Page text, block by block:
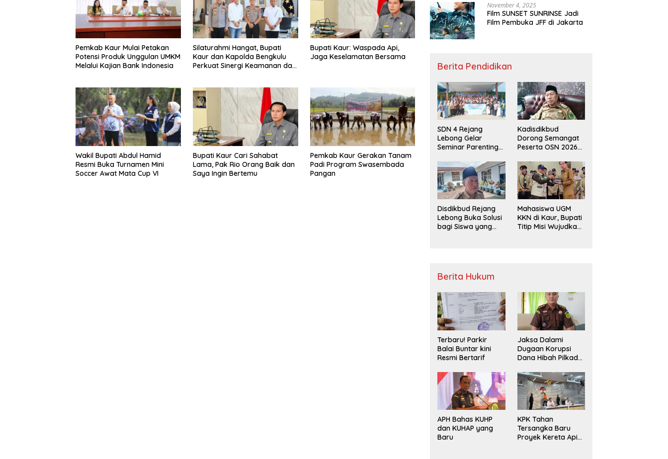
Pemkab Kaur Mulai Petakan
Potensi Produk Unggulan UMKM
Melalui Kajian Bank Indonesia
Silaturahmi Hangat, Bupati
Kaur dan Kapolda Bengkulu
Perkuat Sinergi Keamanan dan
Bupati Kaur: Waspada Api,
Jaga Keselamatan Bersama
Wakil Bupati Abdul Hamid
Resmi Buka Turnamen Mini
Soccer Awat Mata Cup VI
Bupati Kaur Cari Sahabat
Lama, Pak Rio Orang Baik dan
Saya Ingin Bertemu
Pemkab Kaur Gerakan Tanam
Padi Program Swasembada
Pangan
November 4, 2025
Film SUNSET SUNRINSE Jadi
Film Pembuka JFF di Jakarta
Berita Pendidikan
SDN 4 Rejang
Lebong Gelar
Seminar Parenting
Bullying,
Kadisdikbud: Patut
Jadi Contoh
Kadisdikbud
Dorong Semangat
Peserta OSN 2026
Disdikbud Rejang
Lebong Buka Solusi
bagi Siswa yang
Mahasiswa UGM
KKN di Kaur, Bupati
Titip Misi Wujudkan
Berita Hukum
Terbaru! Parkir
Balai Buntar kini
Resmi Bertarif
Jaksa Dalami
Dugaan Korupsi
Dana Hibah Pilkada
Kaur
APH Bahas KUHP
dan KUHAP yang
Baru
KPK Tahan
Tersangka Baru
Proyek Kereta Api